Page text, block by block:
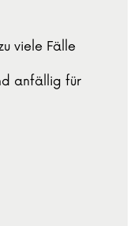
viele Fälle
anfällig für